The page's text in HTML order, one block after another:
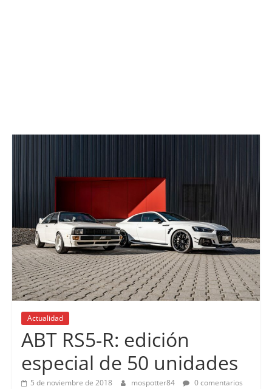
Actualidad
ABT RS5-R: edición
especial de 50 unidades
5 de noviembre de 2018 mospotter84
0 comentarios